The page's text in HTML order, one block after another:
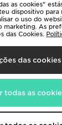
O País
métodos de
corporativa em
as cookies"
dispositivo para
o uso do
marketing. As
das Cookies.
das cookies
todas as